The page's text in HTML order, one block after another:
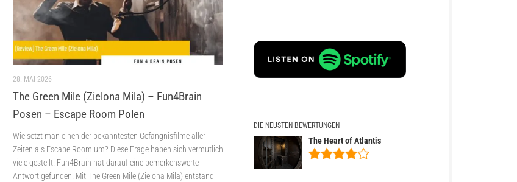
28. MAI 2026
The Green Mile (Zielona Mila) – Fun4Brain
Posen – Escape Room Polen
Wie setzt man einen der bekanntesten Gefängnisfilme aller
Zeiten als Escape Room um? Diese Frage haben sich vermutlich
viele gestellt. Fun4Brain hat darauf eine bemerkenswerte
Antwort gefunden. Mit The Green Mile (Zielona Mila) entstand
DIE NEUSTEN BEWERTUNGEN
The Heart of Atlantis